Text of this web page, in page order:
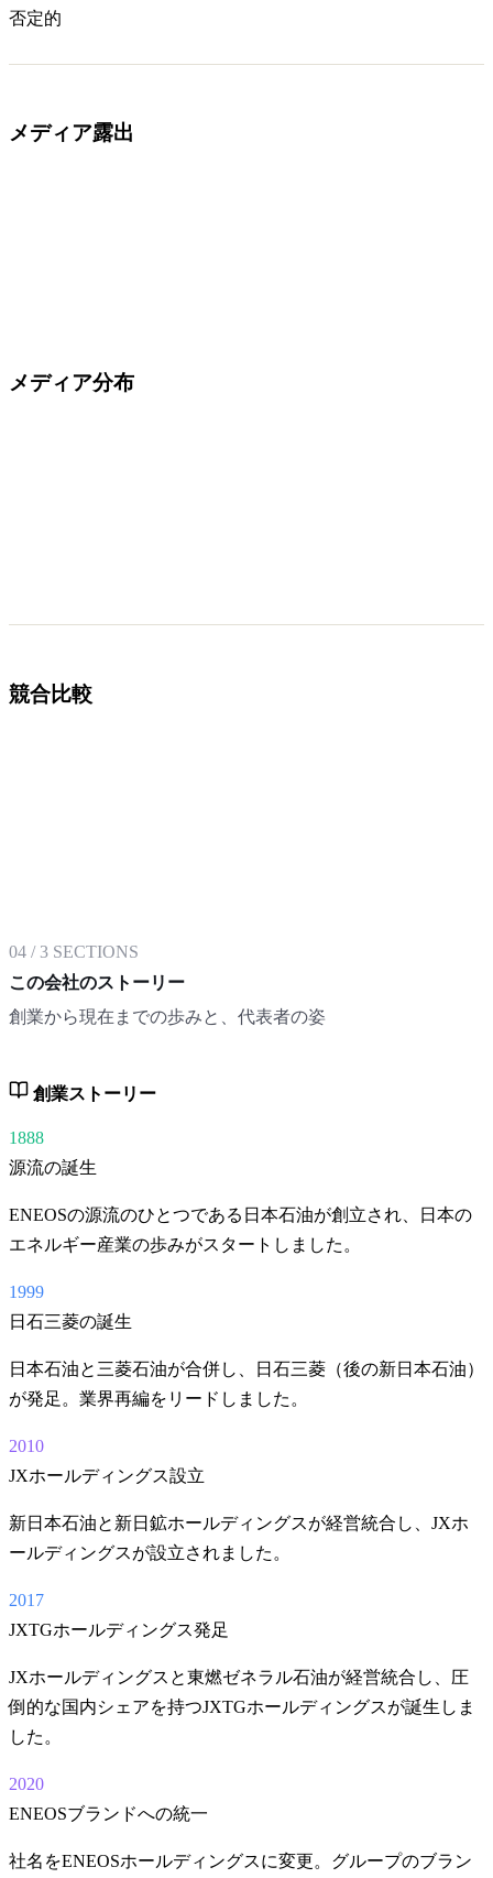
否定的
メディア露出
メディア分布
競合比較
04 /3 SECTIONS
この会社のストーリー
創業から現在までの歩みと、代表者の姿
創業ストーリー
1888
源流の誕生
ENEOSの源流のひとつである日本石油が創立され、日本の
エネルギー産業の歩みがスタートしました。
1999
日石三菱の誕生
日本石油と三菱石油が合併し、日石三菱（後の新日本石油）
が発足。業界再編をリードしました。
2010
JXホールディングス設立
新日本石油と新日鉱ホールディングスが経営統合し、JXホ
ールディングスが設立されました。
2017
JXTGホールディングス発足
JXホールディングスと東燃ゼネラル石油が経営統合し、圧
倒的な国内シェアを持つJXTGホールディングスが誕生しま
した。
2020
ENEOSブランドへの統一
社名をENEOSホールディングスに変更。グループのブラン